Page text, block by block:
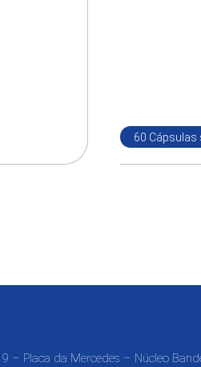
60 Cápsulas
– Placa da Mercedes – Núcleo